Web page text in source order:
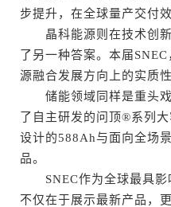
步提升，在全球量产交付
晶科能源则在技术创新
了另一种答案。本届
源融合发展方向上的实质性
储能领域同样是重头戏
了自主研发的问顶®系列
设计的588Ah与面向全场
品。
SNEC作为全球最具影
不仅在于展示最新产品，